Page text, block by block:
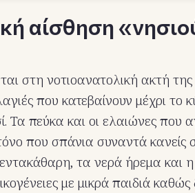
αίσθηση
στη νοτιοανατολική ακτή της
που κατεβαίνουν μέχρι το
Τα πεύκα και οι ελαιώνες που
που σπάνια συναντά κανείς
τα νερά ήρεμα και
με μικρά παιδιά